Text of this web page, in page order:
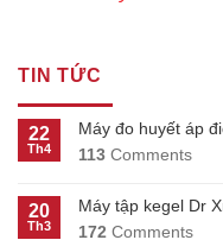
TIN TỨC
22
Th4
Máy đo huyết áp
113 Comments
20
Th3
Máy tập kegel Dr
172 Comments